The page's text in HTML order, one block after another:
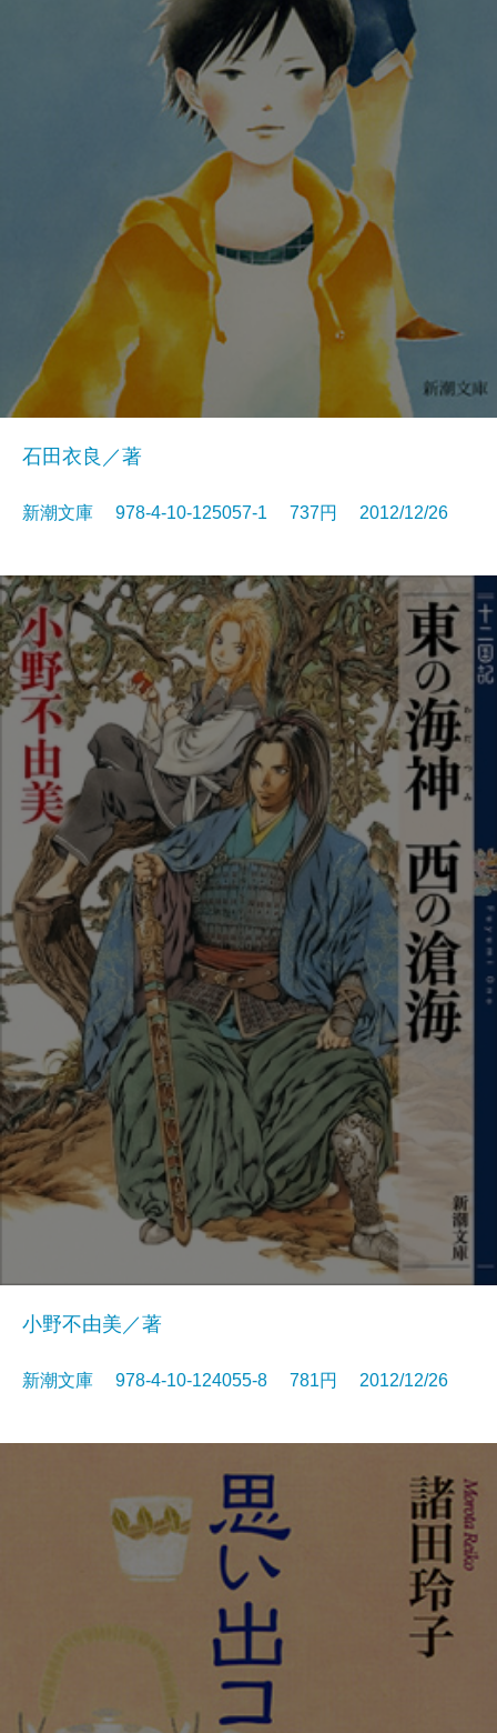
石田衣良／著
新潮文庫 978-4-10-125057-1 737円 2012/12/26
小野不由美／著
新潮文庫 978-4-10-124055-8 781円 2012/12/26